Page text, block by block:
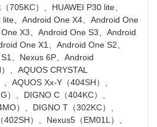
705KC）、HUAWEI P30 lite、
lite、Android One X4、Android One
X3、Android One S3、Android
One X1、Android One S2、
、Nexus 6P、Android
、AQUOS CRYSTAL
AQUOS Xx-Y（404SH）、
）、DIGNO C（404KC）、
）、DIGNO T（302KC）、
402SH）、Nexus5（EM01L）、